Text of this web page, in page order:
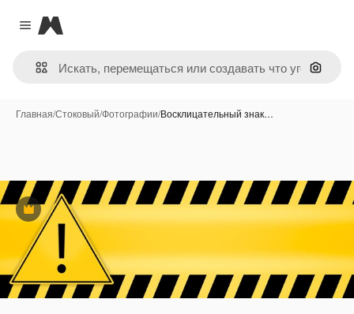
Close menu
Magnific
Поиск
Главная/Стоковый/Фотографии/Восклицательный знак…
Премиум